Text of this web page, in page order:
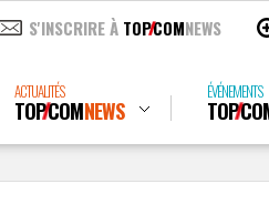
S'INSCRIRE À TOPCOMNEWS
ACTUALITÉS
TOPCOMNEWS
ÉVÉNEMENTS
TOP